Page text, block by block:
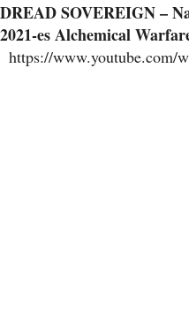
DREAD SOVEREIGN –
2021-es Alchemical
https://www.youtube.com/